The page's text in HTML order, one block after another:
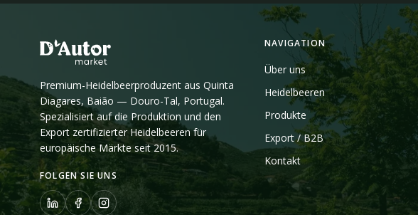
Premium-Heidelbeerproduzent aus Quinta
Diagares, Baião — Douro-Tal, Portugal.
Spezialisiert auf die Produktion und den
Export zertifizierter Heidelbeeren für
europäische Märkte seit 2015.
FOLGEN SIE UNS
NAVIGATION
Über uns
Heidelbeeren
Produkte
Export / B2B
Kontakt